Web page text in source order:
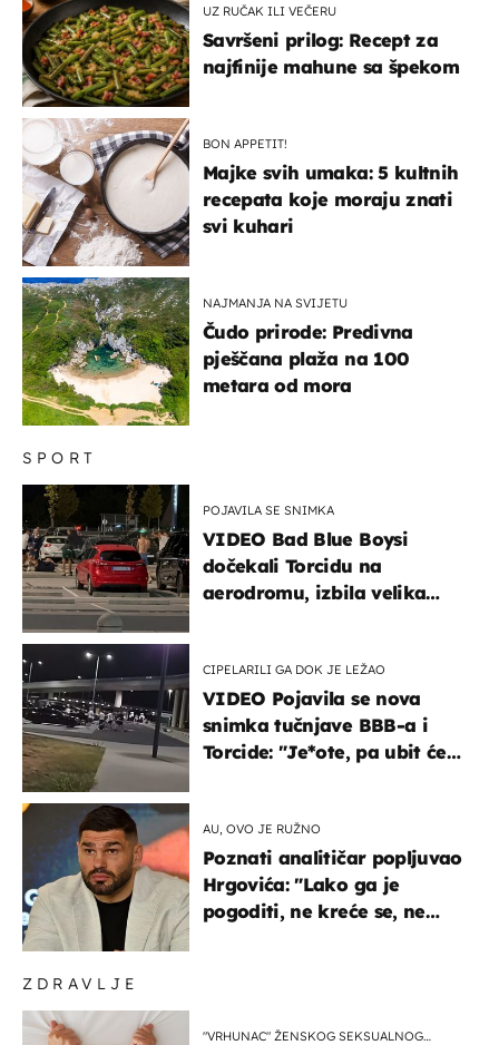
ZDRAVLJE
"VRHUNAC" ŽENSKOG SEKSUALNOG
SPORT
POJAVILA SE SNIMKA
VIDEO Bad Blue Boysi
dočekali Torcidu na
aerodromu, izbila velika
CIPELARILI GA DOK JE LEŽAO
VIDEO Pojavila se nova
snimka tučnjave BBB-a i
Torcide: "Je*ote, pa ubit će
AU, OVO JE RUŽNO
Poznati analitičar popljuvao
Hrgovića: "Lako ga je
pogoditi, ne kreće se, ne
UZ RUČAK ILI VEČERU
Savršeni prilog: Recept za
najfinije mahune sa špekom
BON APPETIT!
Majke svih umaka: 5 kultnih
recepata koje moraju znati
svi kuhari
NAJMANJA NA SVIJETU
Čudo prirode: Predivna
pješčana plaža na 100
metara od mora